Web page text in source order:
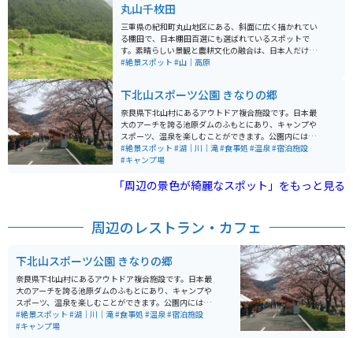
約20分 ・玉置山駐車場 ~ 玉置神社：上り約20分、下り
約15分 ・山頂 ~ 玉置神社：上り約20分、下り約10分 駐
車場 - 山頂 - 神社 - 駐車場のように上りと下りで経由地を
変えることも可能です。
丸山千枚田
三重県の紀和町丸山地区にある、斜面に広く描かれてい
る棚田で、日本棚田百選にも選ばれているスポットで
す。素晴らしい景観と農耕文化の融合は、日本人だけで
なく海外の人も感動できる場所です。立地はとても田舎
四季を通じて美しさが変わり、それぞれで魅力がありま
す。春は水が張られ、５月頃に田植え、夏は稲が風に揺
れて綺麗で夜には蛍も見られます。また秋は稲穂が黄金
色に輝き、冬は比較的暖かいですが雪景色が見れる事も
あり、おすすめです。
#絶景スポット #山｜高原
下北山スポーツ公園 きなりの郷
奈良県下北山村にあるアウトドア複合施設です。日本最
大のアーチを誇る池原ダムのふもとにあり、キャンプや
スポーツ、温泉を楽しむことができます。公園内にはオ
ートキャンプ場、バンガロー、コテージがあり、グルー
プでの宿泊も可能です。キャンプ場からは、池原ダムの
ートや多目的グラウンド、バーベキューハウス、炊事棟
れを癒すことができ、自然に囲まれた環境でリフレッシ
ュできます。春には下北山村主催のさくら祭りが開催さ
れており、敷地内の桜が満開になると、関西一とも思わ
れる桜の絶景が広がります。
#絶景スポット #湖｜川｜滝#食事処 #温泉#宿泊施設
#キャンプ場
「周辺の景色が綺麗なスポット」をもっと見る
周辺のレストラン・カフェ
下北山スポーツ公園 きなりの郷
奈良県下北山村にあるアウトドア複合施設です。日本最
大のアーチを誇る池原ダムのふもとにあり、キャンプや
スポーツ、温泉を楽しむことができます。公園内にはオ
ートキャンプ場、バンガロー、コテージがあり、グルー
プでの宿泊も可能です。キャンプ場からは、池原ダムの
#絶景スポット #湖｜川｜滝#食事処 #温泉#宿泊施設
#キャンプ場